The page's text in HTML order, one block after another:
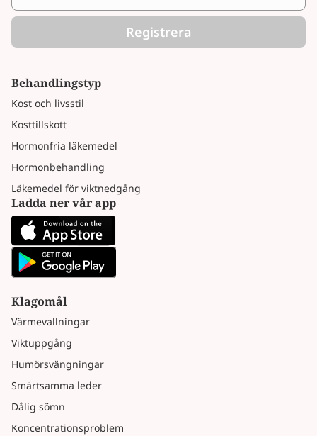
Behandlingstyp
Kost och livsstil
Kosttillskott
Hormonfria läkemedel
Hormonbehandling
Läkemedel för viktnedgång
Ladda ner vår app
Klagomål
Värmevallningar
Viktuppgång
Humörsvängningar
Smärtsamma leder
Dålig sömn
Koncentrationsproblem
Registrera